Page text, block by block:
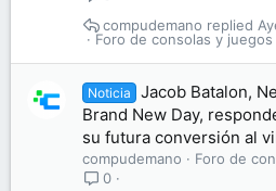
Foro de consolas y juegos
compudemano
Noticia
Jacob Batalon,
Brand New Day,
su futura conversión al
compudemano
Foro de
0